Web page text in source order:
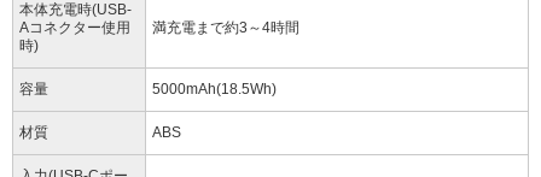
本体充電時(USB-
Aコネクター使用
時)
満充電まで約3～4時間
容量 5000mAh(18.5Wh)
材質 ABS